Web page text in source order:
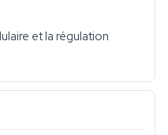
et la régulation